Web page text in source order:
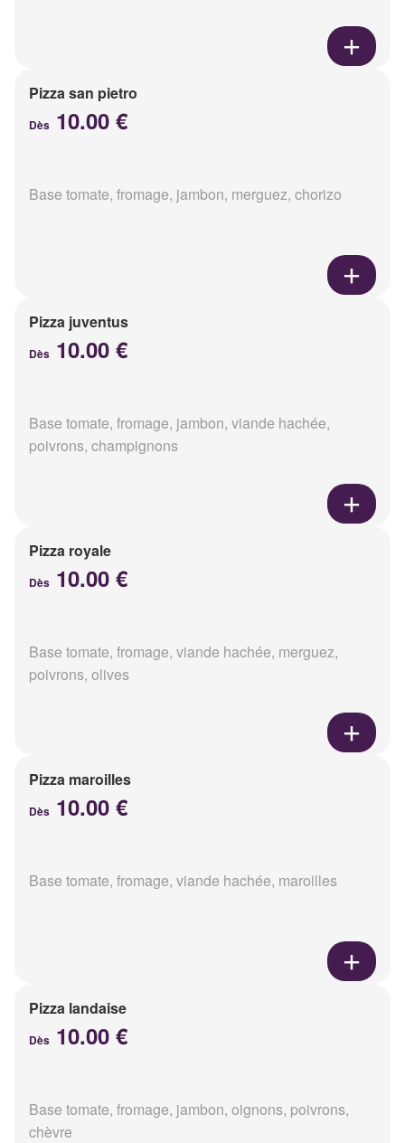
Pizza san pietro
Dès 10.00 €
Base tomate, fromage, jambon, merguez, chorizo
Pizza juventus
Dès 10.00 €
Base tomate, fromage, jambon, viande hachée,
poivrons, champignons
Pizza royale
Dès 10.00 €
Base tomate, fromage, viande hachée, merguez,
poivrons, olives
Pizza maroilles
Dès 10.00 €
Base tomate, fromage, viande hachée, maroilles
Pizza landaise
Dès 10.00 €
Base tomate, fromage, jambon, oignons, poivrons,
chèvre